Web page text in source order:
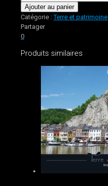
de
200.
Vue
sur
coeur
Ajouter au panier
Catégorie :Terre et patrimoine
Partager
0
Produits similaires